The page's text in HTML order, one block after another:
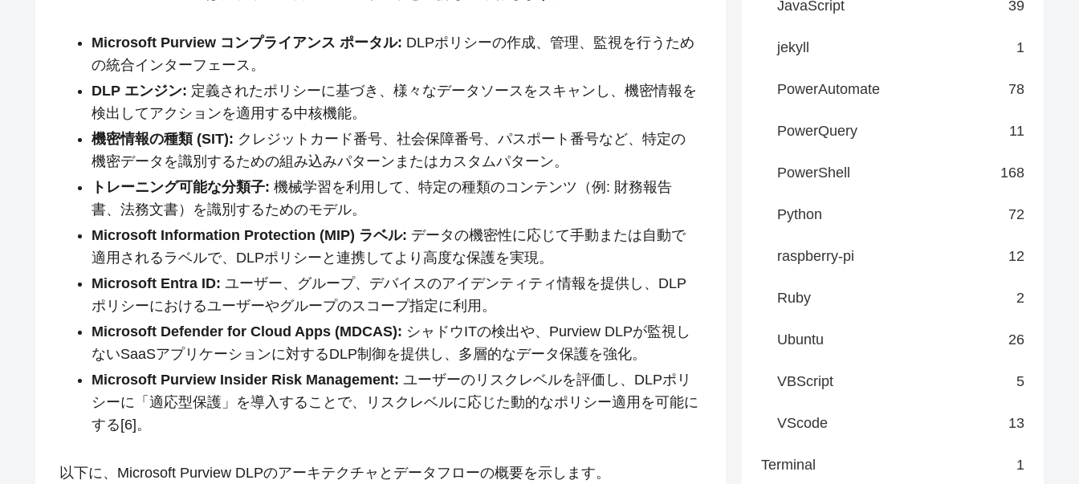
Microsoft Purview コンプライアンス ポータル: DLPポリシーの作成、管理、監視を行うため
の統合インターフェース。
DLP エンジン: 定義されたポリシーに基づき、様々なデータソースをスキャンし、機密情報を
検出してアクションを適用する中核機能。
機密情報の種類 (SIT): クレジットカード番号、社会保障番号、パスポート番号など、特定の
機密データを識別するための組み込みパターンまたはカスタムパターン。
トレーニング可能な分類子: 機械学習を利用して、特定の種類のコンテンツ（例: 財務報告
書、法務文書）を識別するためのモデル。
Microsoft Information Protection (MIP) ラベル: データの機密性に応じて手動または自動で
適用されるラベルで、DLPポリシーと連携してより高度な保護を実現。
Microsoft Entra ID: ユーザー、グループ、デバイスのアイデンティティ情報を提供し、DLP
ポリシーにおけるユーザーやグループのスコープ指定に利用。
Microsoft Defender for Cloud Apps (MDCAS): シャドウITの検出や、Purview DLPが監視し
ないSaaSアプリケーションに対するDLP制御を提供し、多層的なデータ保護を強化。
Microsoft Purview Insider Risk Management: ユーザーのリスクレベルを評価し、DLPポリ
シーに「適応型保護」を導入することで、リスクレベルに応じた動的なポリシー適用を可能に
する[6]。
以下に、Microsoft Purview DLPのアーキテクチャとデータフローの概要を示します。
JavaScript 39
jekyll 1
PowerAutomate 78
PowerQuery 11
PowerShell 168
Python 72
raspberry-pi 12
Ruby 2
Ubuntu 26
VBScript 5
VScode 13
Terminal 1